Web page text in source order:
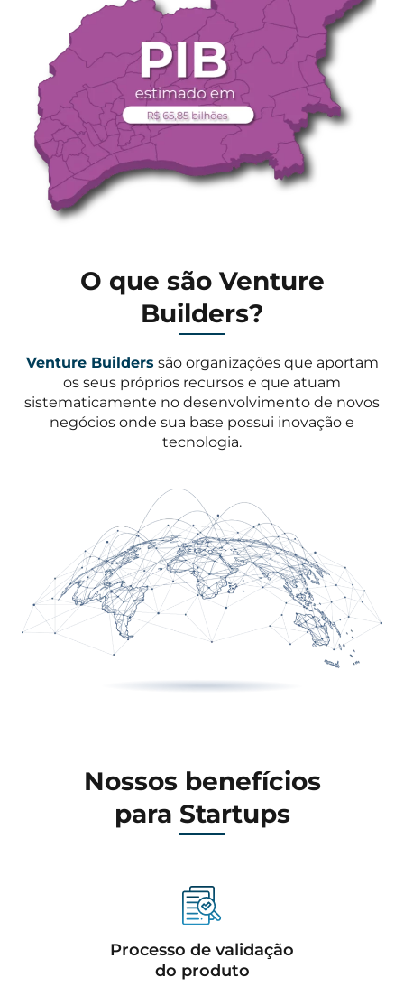
O que são Venture
Builders?
Venture Builders são organizações que aportam
os seus próprios recursos e que atuam
sistematicamente no desenvolvimento de novos
negócios onde sua base possui inovação e
tecnologia.
Nossos benefícios
para Startups
Processo de validação
do produto